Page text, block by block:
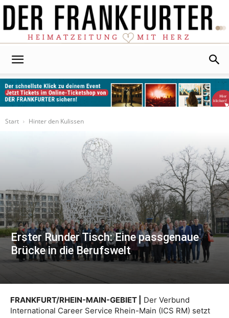
Start
Hinter den Kulissen
Erster Runder Tisch: Eine passgenaue
Brücke in die Berufswelt
FRANKFURT/RHEIN-MAIN-GEBIET |
Der Verbund
International Career Service Rhein-Main (ICS RM) setzt